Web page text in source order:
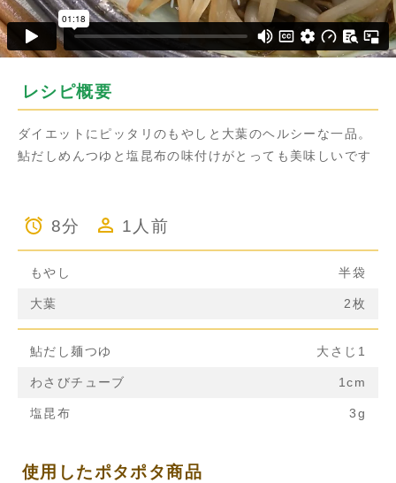
レシピ概要
ダイエットにピッタリのもやしと大葉のヘルシーな一品。
鮎だしめんつゆと塩昆布の味付けがとっても美味しいです
8分 1人前
もやし 半袋
大葉 2枚
鮎だし麺つゆ 大さじ1
わさびチューブ 1cm
塩昆布 3g
使用したポタポタ商品